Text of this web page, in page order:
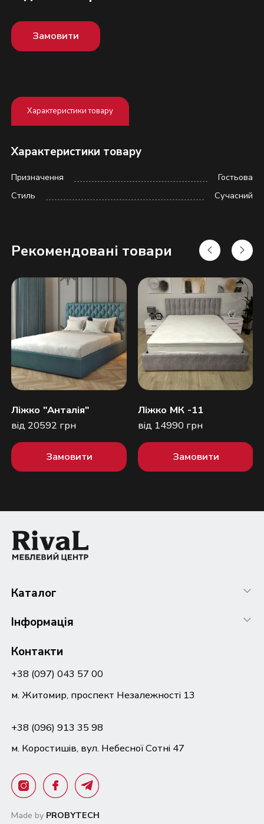
Замовити
Характеристики товару
Характеристики товару
Призначення
Гостьова
Стиль
Сучасний
Рекомендовані товари
Ліжко "Анталія"
від 20592 грн
Замовити
Ліжко МК -11
від 14990 грн
Замовити
Каталог
Інформація
Контакти
+38 (097) 043 57 00
м. Житомир, проспект Незалежності 13
+38 (096) 913 35 98
м. Коростишів, вул. Небесної Сотні 47
Made by PROBYTECH
Надіслати